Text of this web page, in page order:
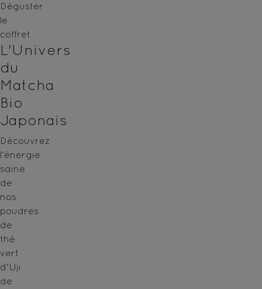
Déguster
le
coffret
L'Univers
du
Matcha
Bio
Japonais
Découvrez
l'énergie
saine
de
nos
poudres
de
thé
vert
d'Uji
de